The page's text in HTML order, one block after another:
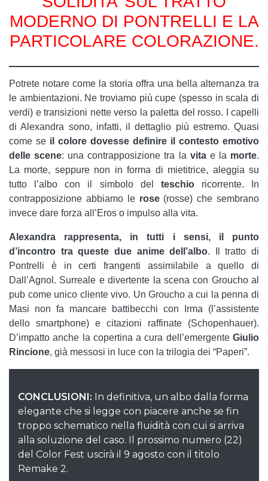
MODERNO DI PONTRELLI E LA
PARTICOLARE COLORAZIONE.
Potrete notare come la storia offra una bella alternanza tra
le ambientazioni. Ne troviamo più cupe (spesso in scala di
verdi) e transizioni nette verso la paletta del rosso. I capelli
di Alexandra sono, infatti, il dettaglio più estremo. Quasi
come se il colore dovesse definire il contesto emotivo
delle scene: una contrapposizione tra la vitae la morte.
La morte, seppure non in forma di mietitrice, aleggia su
tutto l’albo con il simbolo del teschioricorrente. In
contrapposizione abbiamo le rose(rosse) che sembrano
invece dare forza all’Eros o impulso alla vita.
Alexandra rappresenta, in tutti i sensi, il punto
d’incontro tra queste due anime dell’albo. Il tratto di
Pontrelli è in certi frangenti assimilabile a quello di
Dall’Agnol. Surreale e divertente la scena con Groucho al
pub come unico cliente vivo. Un Groucho a cui la penna di
Masi non fa mancare battibecchi con Irma (l’assistente
dello smartphone) e citazioni raffinate (Schopenhauer).
D’impatto anche la copertina a cura dell’emergente Giulio
Rincione, già messosi in luce con la trilogia dei “Paperi”.
CONCLUSIONI: In definitiva, un albo dalla forma
elegante che si legge con piacere anche se fin
troppo schematico nella fluidità con cui si arriva
alla soluzione del caso. Il prossimo numero (22)
del Color Fest uscirà il 9 agosto con il titolo
Remake 2.